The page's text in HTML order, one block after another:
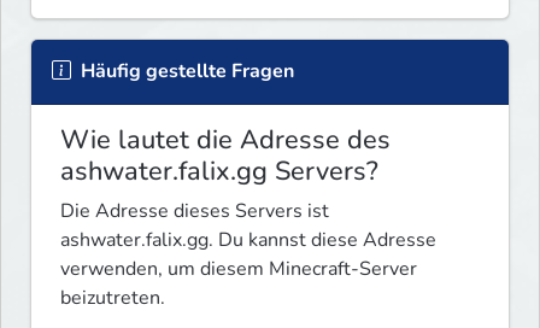
Häufig gestellte Fragen
Wie lautet die Adresse des
ashwater.falix.gg Servers?
Die Adresse dieses Servers ist
ashwater.falix.gg. Du kannst diese Adresse
verwenden, um diesem Minecraft-Server
beizutreten.